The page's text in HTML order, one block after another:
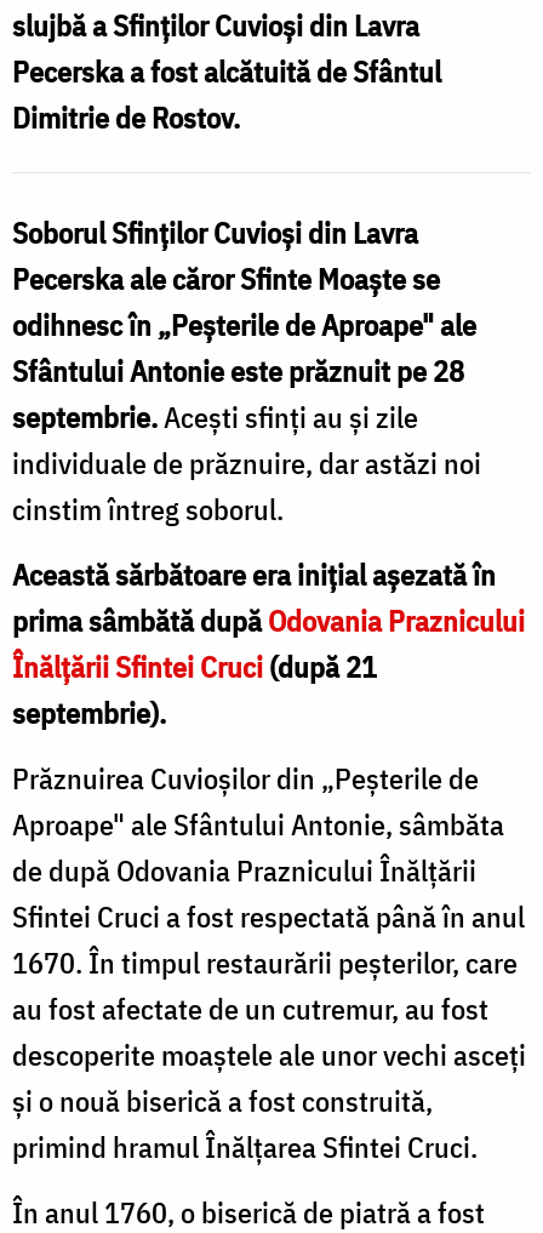
„Peșterile
de
Aproape"
slujbă a Sfinților Cuvioși din Lavra
Pecerska a fost alcătuită de Sfântul
Dimitrie de Rostov.
Soborul Sfinților Cuvioși din Lavra
Pecerska ale căror Sfinte Moaște se
odihnesc în „Peșterile de Aproape" ale
Sfântului Antonie este prăznuit pe 28
septembrie.Acești sfinți au și zile
individuale de prăznuire, dar astăzi noi
cinstim întreg soborul.
Această sărbătoare era inițial așezată în
prima sâmbătă dupăOdovania Praznicului
Înălțării Sfintei Cruci(după 21
septembrie).
Prăznuirea Cuvioșilor din „Peșterile de
Aproape" ale Sfântului Antonie, sâmbăta
de după Odovania Praznicului Înălțării
Sfintei Cruci a fost respectată până în anul
1670. În timpul restaurării peșterilor, care
au fost afectate de un cutremur, au fost
descoperite moaștele ale unor vechi asceți
și o nouă biserică a fost construită,
primind hramul Înălțarea Sfintei Cruci.
În anul 1760, o biserică de piatră a fost